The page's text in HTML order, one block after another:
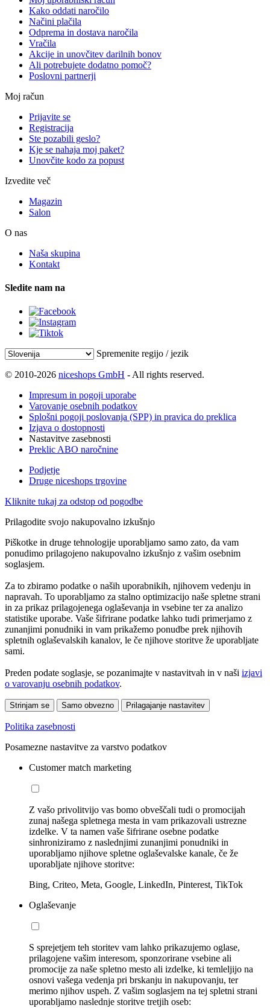
Kako oddati naročilo
Načini plačila
Odprema in dostava naročila
Vračila
Akcije in unovčitev darilnih bonov
Ali potrebujete dodatno pomoč?
Poslovni partnerji
Moj račun
Prijavite se
Registracija
Ste pozabili geslo?
Kje se nahaja moj paket?
Unovčite kodo za popust
Izvedite več
Magazin
Salon
O nas
Naša skupina
Kontakt
Sledite nam na
Spremenite regijo / jezik
© 2010-2026 niceshops GmbH - All rights reserved.
Impresum in pogoji uporabe
Varovanje osebnih podatkov
Splošni pogoji poslovanja (SPP) in pravica do preklica
Izjava o dostopnosti
Nastavitve zasebnosti
Preklic ABO naročnine
Podjetje
Druge niceshops trgovine
Kliknite tukaj za odstop od pogodbe
Prilagodite svojo nakupovalno izkušnjo
Piškotke in druge tehnologije uporabljamo samo zato, da vam
ponudimo prilagojeno nakupovalno izkušnjo z vašim osebnim
soglasjem.
Za to zbiramo podatke o naših uporabnikih, njihovem vedenju in
napravah. To uporabljamo za stalno optimizacijo naše spletne strani
in za prikaz prilagojenega oglaševanja in vsebine ter za analizo
statistike uporabe. Vaše šifrirane podatke lahko tudi primerjamo z
zunanjimi ponudniki in vam prikažemo ponudbe prek njihovih
spletnih oglaševalskih kanalov, le če njihove storitve že uporabljate
sami.
Preden podate soglasje, se pozanimajte v nastavitvah in v naši izjavi
o varovanju osebnih podatkov.
Strinjam se Samo obvezno Prilagajanje nastavitev
Politika zasebnosti
Posamezne nastavitve za varstvo podatkov
Customer match marketing
Z vašo privolitvijo vas bomo obveščali tudi o promocijah
zunaj našega spletnega mesta in vam prikazovali ustrezne
izdelke. V ta namen vaše šifrirane osebne podatke
sinhroniziramo z naslednjimi zunanjimi ponudniki in
uporabljamo njihove spletne oglaševalske kanale, če že
uporabljate njihove storitve:
Bing, Criteo, Meta, Google, LinkedIn, Pinterest, TikTok
Oglaševanje
S sprejetjem teh storitev vam lahko prikazujemo oglase,
prilagojene vašim interesom, sponzorirane vsebine ali
promocije za naše spletno mesto ali izdelke, ki temleljijo na
osnovi vašega vedenja pri brskanju in nakupovanju, ter
merimo njihov uspeh. Z vašim soglasjem na tej spletni strani
uporabljamo naslednje storitve tretjih oseb: